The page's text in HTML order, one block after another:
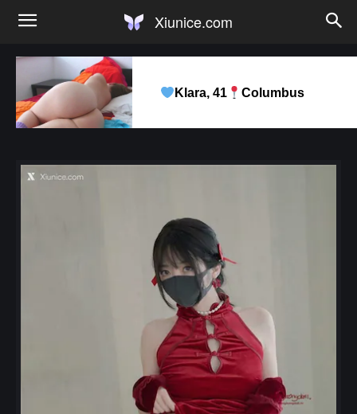
Xiunice.com
Klara, 41 Columbus